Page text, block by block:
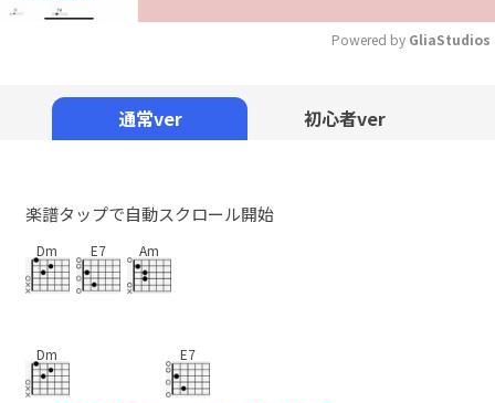
Powered by GliaStudios
通常ver 初心者ver
楽譜タップで自動スクロール開始
Dm E7 Am
Dm E7